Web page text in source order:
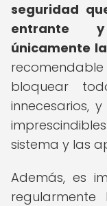
seguridad
entrante
únicamente
bloquear
innecesarios,
sistema y las
Además, es